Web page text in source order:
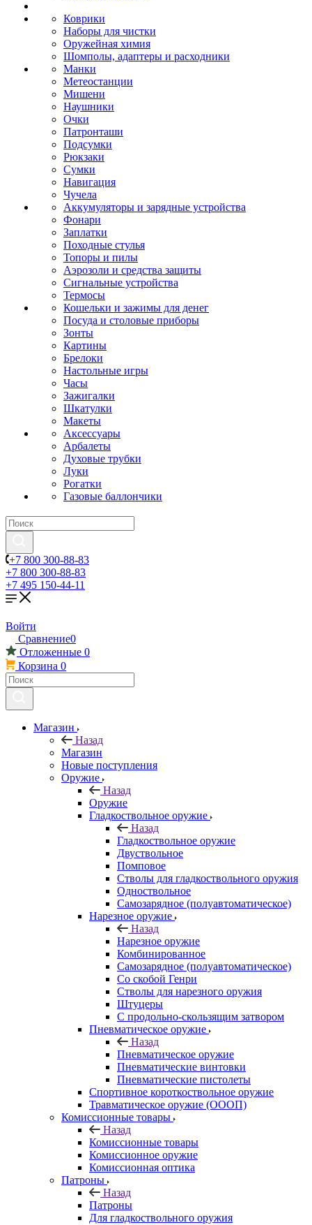
Коврики
Наборы для чистки
Оружейная химия
Шомполы, адаптеры и расходники
Манки
Метеостанции
Мишени
Наушники
Очки
Патронташи
Подсумки
Рюкзаки
Сумки
Навигация
Чучела
Аккумуляторы и зарядные устройства
Фонари
Заплатки
Походные стулья
Топоры и пилы
Аэрозоли и средства защиты
Сигнальные устройства
Термосы
Кошельки и зажимы для денег
Посуда и столовые приборы
Зонты
Картины
Брелоки
Настольные игры
Часы
Зажигалки
Шкатулки
Макеты
Аксессуары
Арбалеты
Духовые трубки
Луки
Рогатки
Газовые баллончики
+7 800 300-88-83
+7 800 300-88-83
+7 495 150-44-11
Войти
Сравнение0
Отложенные 0
Корзина 0
Магазин
Назад
Магазин
Новые поступления
Оружие
Назад
Оружие
Гладкоствольное оружие
Назад
Гладкоствольное оружие
Двуствольное
Помповое
Стволы для гладкоствольного оружия
Одноствольное
Самозарядное (полуавтоматическое)
Нарезное оружие
Назад
Нарезное оружие
Комбинированное
Самозарядное (полуавтоматическое)
Со скобой Генри
Стволы для нарезного оружия
Штуцеры
С продольно-скользящим затвором
Пневматическое оружие
Назад
Пневматическое оружие
Пневматические винтовки
Пневматические пистолеты
Спортивное короткоствольное оружие
Травматическое оружие (ОООП)
Комиссионные товары
Назад
Комиссионные товары
Комиссионное оружие
Комиссионная оптика
Патроны
Назад
Патроны
Для гладкоствольного оружия